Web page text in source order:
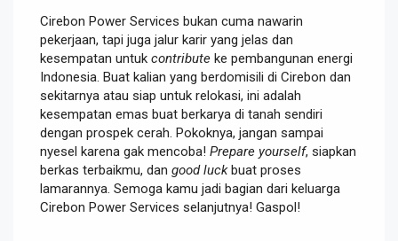
Cirebon Power Services bukan cuma nawarin
pekerjaan, tapi juga jalur karir yang jelas dan
kesempatan untuk contribute ke pembangunan energi
Indonesia. Buat kalian yang berdomisili di Cirebon dan
sekitarnya atau siap untuk relokasi, ini adalah
kesempatan emas buat berkarya di tanah sendiri
dengan prospek cerah. Pokoknya, jangan sampai
nyesel karena gak mencoba! Prepare yourself, siapkan
berkas terbaikmu, dan good luckbuat proses
lamarannya. Semoga kamu jadi bagian dari keluarga
Cirebon Power Services selanjutnya! Gaspol!